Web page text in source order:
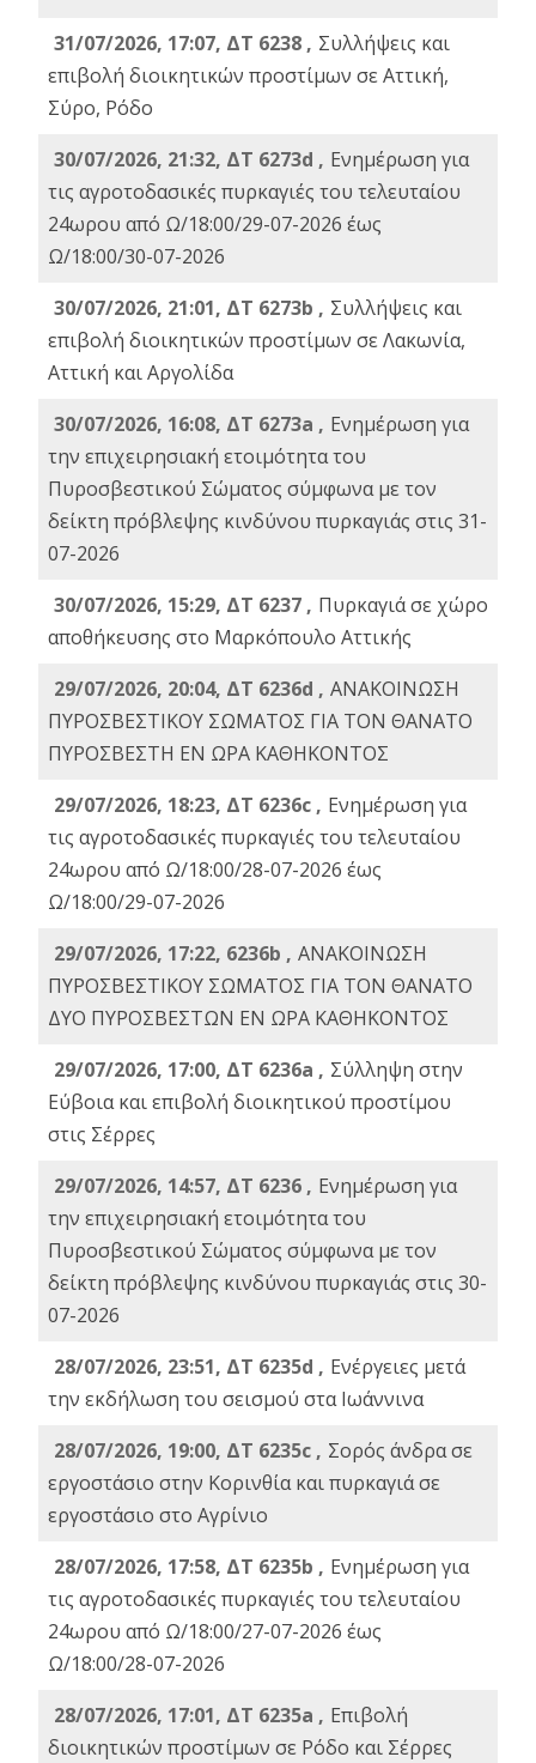
31/07/2026, 17:07, ΔΤ 6238 , Συλλήψεις και
επιβολή διοικητικών προστίμων σε Αττική,
Σύρο, Ρόδο
30/07/2026, 21:32, ΔΤ 6273d , Ενημέρωση για
τις αγροτοδασικές πυρκαγιές του τελευταίου
24ωρου από Ω/18:00/29-07-2026 έως
Ω/18:00/30-07-2026
30/07/2026, 21:01, ΔΤ 6273b , Συλλήψεις και
επιβολή διοικητικών προστίμων σε Λακωνία,
Αττική και Αργολίδα
30/07/2026, 16:08, ΔΤ 6273a , Ενημέρωση για
την επιχειρησιακή ετοιμότητα του
Πυροσβεστικού Σώματος σύμφωνα με τον
δείκτη πρόβλεψης κινδύνου πυρκαγιάς στις 31-
07-2026
30/07/2026, 15:29, ΔΤ 6237 , Πυρκαγιά σε χώρο
αποθήκευσης στο Μαρκόπουλο Αττικής
29/07/2026, 20:04, ΔΤ 6236d , ΑΝΑΚΟΙΝΩΣΗ
ΠΥΡΟΣΒΕΣΤΙΚΟΥ ΣΩΜΑΤΟΣ ΓΙΑ ΤΟΝ ΘΑΝΑΤΟ
ΠΥΡΟΣΒΕΣΤΗ ΕΝ ΩΡΑ ΚΑΘΗΚΟΝΤΟΣ
29/07/2026, 18:23, ΔΤ 6236c , Ενημέρωση για
τις αγροτοδασικές πυρκαγιές του τελευταίου
24ωρου από Ω/18:00/28-07-2026 έως
Ω/18:00/29-07-2026
29/07/2026, 17:22, 6236b , ΑΝΑΚΟΙΝΩΣΗ
ΠΥΡΟΣΒΕΣΤΙΚΟΥ ΣΩΜΑΤΟΣ ΓΙΑ ΤΟΝ ΘΑΝΑΤΟ
ΔΥΟ ΠΥΡΟΣΒΕΣΤΩΝ ΕΝ ΩΡΑ ΚΑΘΗΚΟΝΤΟΣ
29/07/2026, 17:00, ΔΤ 6236a , Σύλληψη στην
Εύβοια και επιβολή διοικητικού προστίμου
στις Σέρρες
29/07/2026, 14:57, ΔΤ 6236 , Ενημέρωση για
την επιχειρησιακή ετοιμότητα του
Πυροσβεστικού Σώματος σύμφωνα με τον
δείκτη πρόβλεψης κινδύνου πυρκαγιάς στις 30-
07-2026
28/07/2026, 23:51, ΔΤ 6235d , Ενέργειες μετά
την εκδήλωση του σεισμού στα Ιωάννινα
28/07/2026, 19:00, ΔΤ 6235c , Σορός άνδρα σε
εργοστάσιο στην Κορινθία και πυρκαγιά σε
εργοστάσιο στο Αγρίνιο
28/07/2026, 17:58, ΔΤ 6235b , Ενημέρωση για
τις αγροτοδασικές πυρκαγιές του τελευταίου
24ωρου από Ω/18:00/27-07-2026 έως
Ω/18:00/28-07-2026
28/07/2026, 17:01, ΔΤ 6235a , Eπιβολή
διοικητικών προστίμων σε Ρόδο και Σέρρες